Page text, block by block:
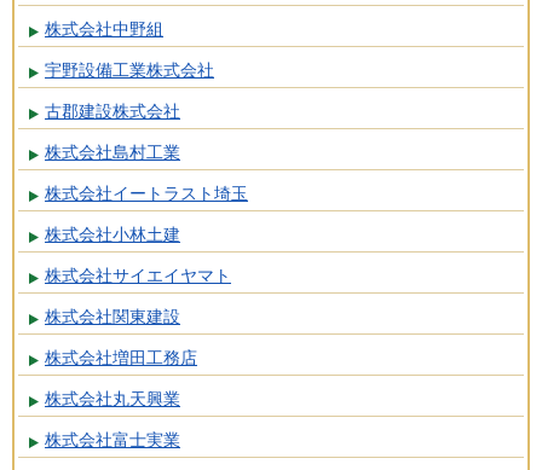
株式会社中野組
宇野設備工業株式会社
古郡建設株式会社
株式会社島村工業
株式会社イートラスト埼玉
株式会社小林土建
株式会社サイエイヤマト
株式会社関東建設
株式会社増田工務店
株式会社丸天興業
株式会社富士実業